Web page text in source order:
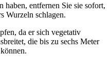
haben, entfernen Sie sie sofort,
Wurzeln schlagen.
da er sich vegetativ
die bis zu sechs Meter